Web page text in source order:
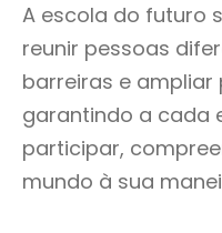
A escola do futuro
reunir pessoas
barreiras e
garantindo a cada
participar,
mundo à sua